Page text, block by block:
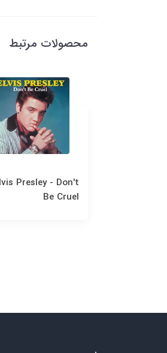
محصولات مرتبط
Presley - Don't
Be Cruel